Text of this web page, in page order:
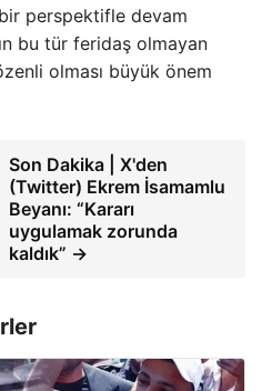
bir perspektifle devam
bu tür feridaş olmayan
olması büyük önem
Son Dakika | X'den
(Twitter) Ekrem İsamamlu
Beyanı: “Kararı
uygulamak zorunda
kaldık” →